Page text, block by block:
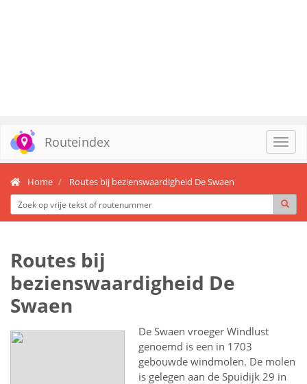
Routeindex
Home Routes bij bezienswaardigheid De Swaen
Routes bij
bezienswaardigheid De
Swaen
De Swaen vroeger Windlust
genoemd is een in 1703
gebouwde windmolen. De molen
is gelegen aan de Spuidijk 29 in